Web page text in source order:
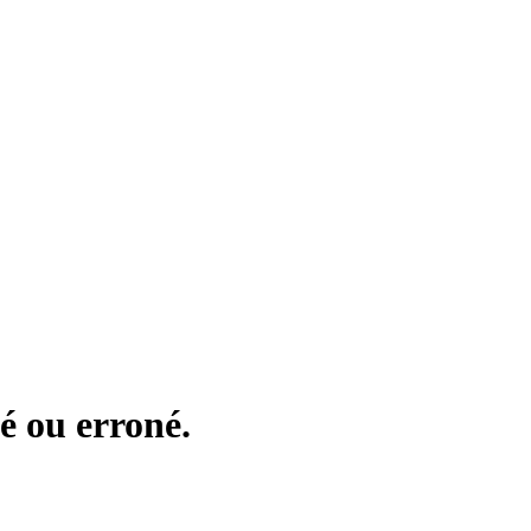
ou erroné.